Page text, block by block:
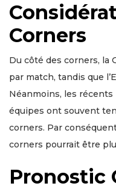
Corners
Du côté des corners, la
par match, tandis que
Néanmoins, les
équipes ont souvent
corners. Par
corners pourrait être
Pronostic